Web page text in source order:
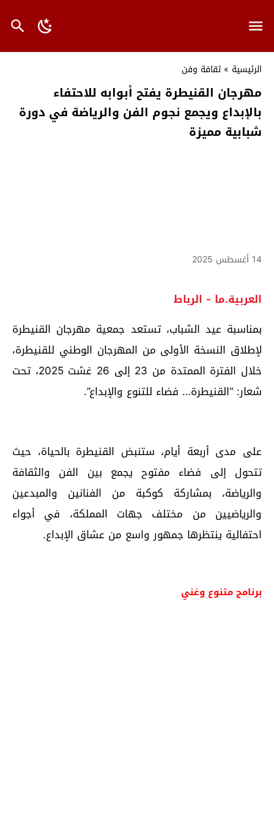
الرئيسية » ثقافة وفن
مهرجان القنيطرة يفتح أبوابه للاحتفاء
بالإبداع ويجمع نجوم الفن والرياضة في دورة
شبابية مميزة
14 أغسطس 2025
العربية.ما - الرباط
بمناسبة عيد الشباب، تستعد جمعية مهرجان القنيطرة
لإطلاق النسخة الأولى من المهرجان الوطني للقنيطرة،
خلال الفترة الممتدة من 23 إلى 26 غشت 2025، تحت
شعار: “القنيطرة… فضاء للتنوع والإبداع”.
على مدى أربعة أيام، ستنبض القنيطرة بالحياة، حيث
تتحول إلى فضاء مفتوح يجمع بين الفن والثقافة
والرياضة، بمشاركة كوكبة من الفنانين والمبدعين
والرياضيين من مختلف جهات المملكة، في أجواء
احتفالية ينتظرها جمهور واسع من عشاق الإبداع.
برنامج متنوع وغني